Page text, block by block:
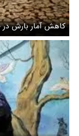
کاهش آمار بارش در ۳۰ استان/ هشدار خشکسالی برای آینده